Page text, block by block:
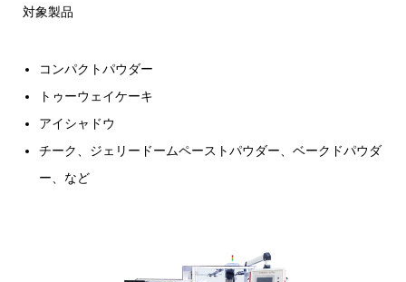
対象製品
コンパクトパウダー
トゥーウェイケーキ
アイシャドウ
チーク、ジェリードームペーストパウダー、ベークドパウダ
ー、など